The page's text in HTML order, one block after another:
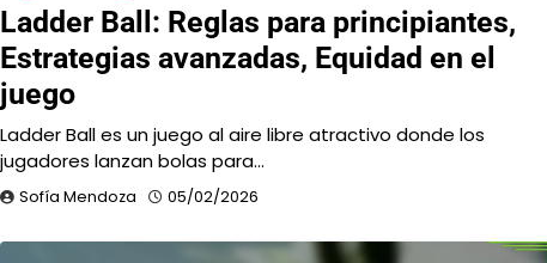
Ladder Ball: Reglas para principiantes,
Estrategias avanzadas, Equidad en el
juego
Ladder Ball es un juego al aire libre atractivo donde los
jugadores lanzan bolas para…
Sofía Mendoza 05/02/2026